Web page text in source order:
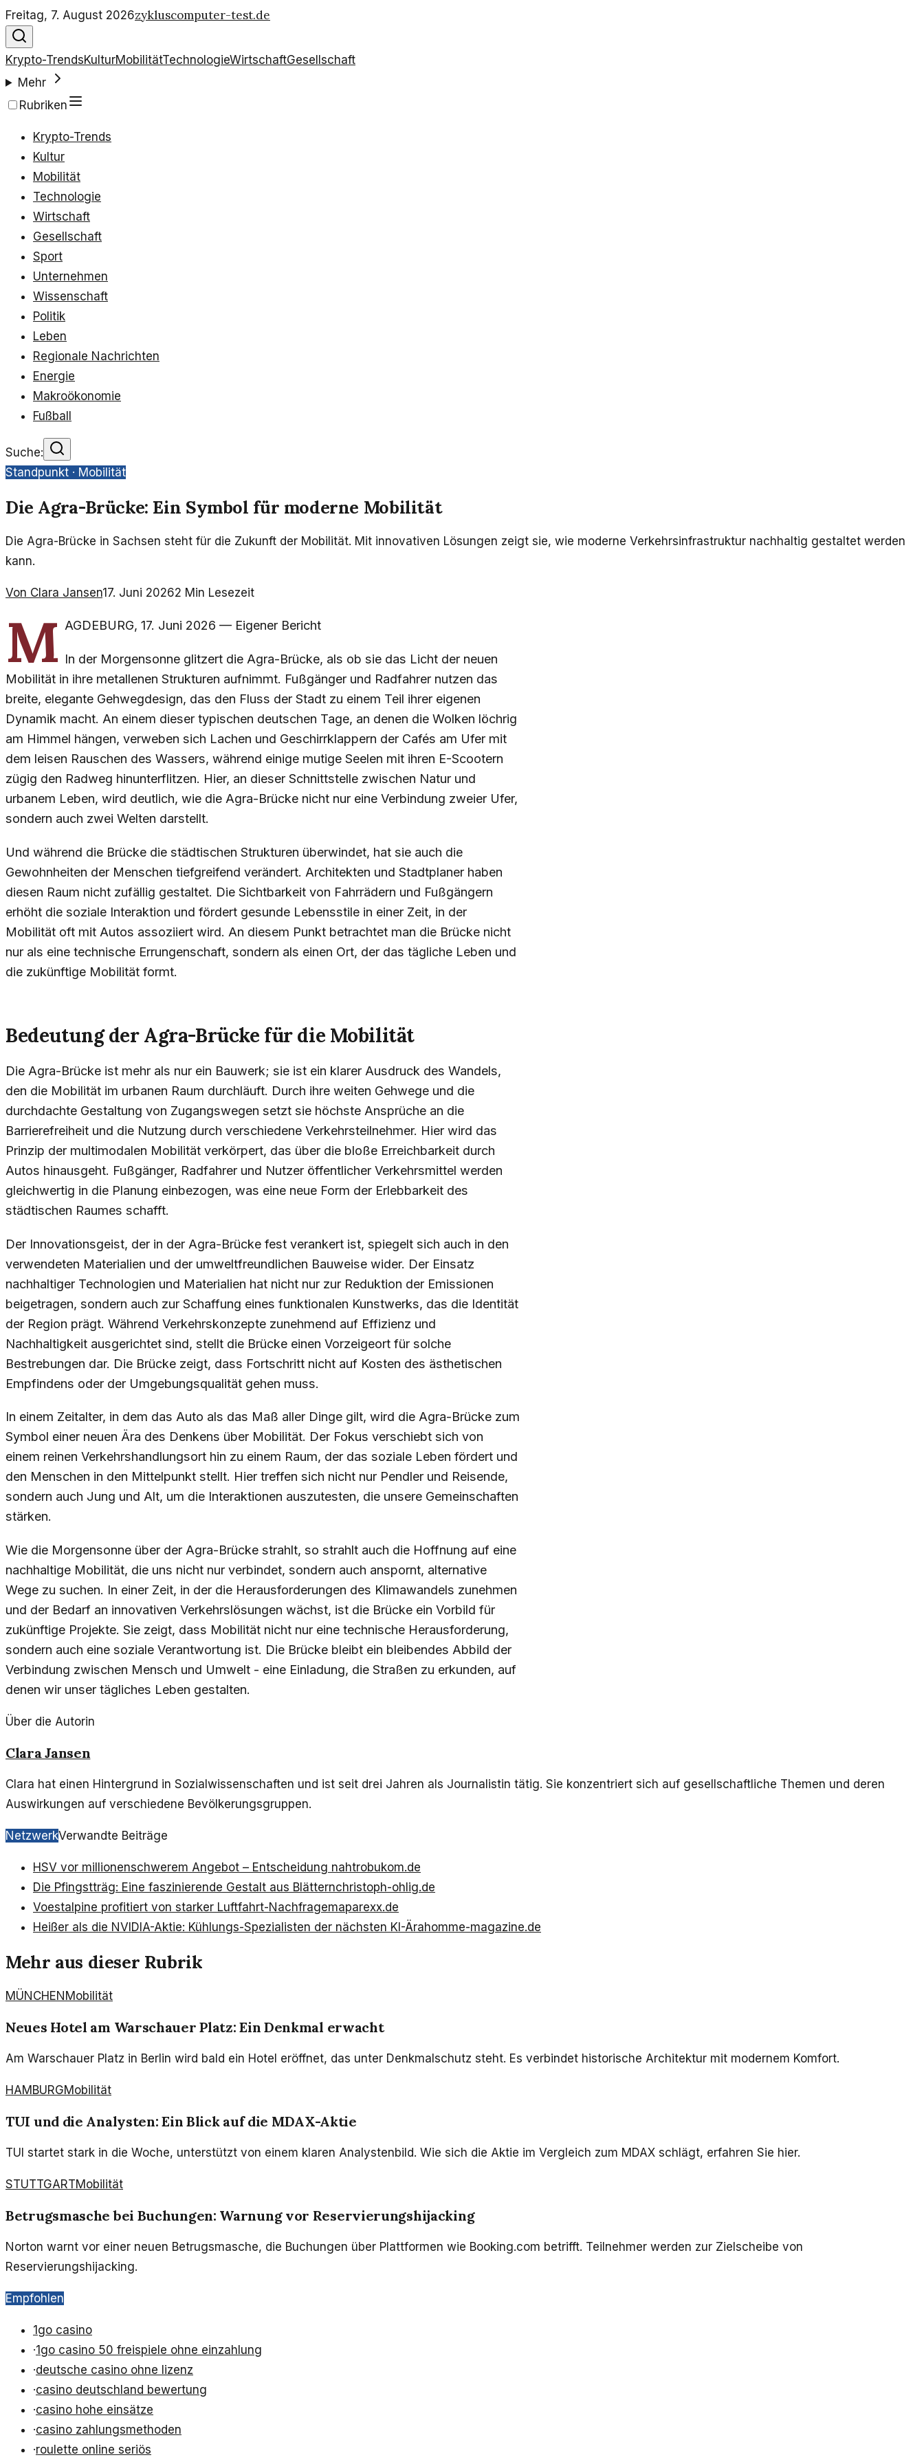
Freitag, 7. August 2026zykluscomputer-test.de
Krypto-TrendsKulturMobilitätTechnologieWirtschaftGesellschaft
Mehr
Rubriken
Krypto-Trends
Kultur
Mobilität
Technologie
Wirtschaft
Gesellschaft
Sport
Unternehmen
Wissenschaft
Politik
Leben
Regionale Nachrichten
Energie
Makroökonomie
Fußball
Suche:
Standpunkt · Mobilität
Die Agra-Brücke: Ein Symbol für moderne Mobilität
Die Agra-Brücke in Sachsen steht für die Zukunft der Mobilität. Mit innovativen Lösungen zeigt sie, wie moderne Verkehrsinfrastruktur nachhaltig gestaltet werden
kann.
Von Clara Jansen17. Juni 20262 Min Lesezeit
M AGDEBURG, 17. Juni 2026 — Eigener Bericht
In der Morgensonne glitzert die Agra-Brücke, als ob sie das Licht der neuen
Mobilität in ihre metallenen Strukturen aufnimmt. Fußgänger und Radfahrer nutzen das
breite, elegante Gehwegdesign, das den Fluss der Stadt zu einem Teil ihrer eigenen
Dynamik macht. An einem dieser typischen deutschen Tage, an denen die Wolken löchrig
am Himmel hängen, verweben sich Lachen und Geschirrklappern der Cafés am Ufer mit
dem leisen Rauschen des Wassers, während einige mutige Seelen mit ihren E-Scootern
zügig den Radweg hinunterflitzen. Hier, an dieser Schnittstelle zwischen Natur und
urbanem Leben, wird deutlich, wie die Agra-Brücke nicht nur eine Verbindung zweier Ufer,
sondern auch zwei Welten darstellt.
Und während die Brücke die städtischen Strukturen überwindet, hat sie auch die
Gewohnheiten der Menschen tiefgreifend verändert. Architekten und Stadtplaner haben
diesen Raum nicht zufällig gestaltet. Die Sichtbarkeit von Fahrrädern und Fußgängern
erhöht die soziale Interaktion und fördert gesunde Lebensstile in einer Zeit, in der
Mobilität oft mit Autos assoziiert wird. An diesem Punkt betrachtet man die Brücke nicht
nur als eine technische Errungenschaft, sondern als einen Ort, der das tägliche Leben und
die zukünftige Mobilität formt.
Bedeutung der Agra-Brücke für die Mobilität
Die Agra-Brücke ist mehr als nur ein Bauwerk; sie ist ein klarer Ausdruck des Wandels,
den die Mobilität im urbanen Raum durchläuft. Durch ihre weiten Gehwege und die
durchdachte Gestaltung von Zugangswegen setzt sie höchste Ansprüche an die
Barrierefreiheit und die Nutzung durch verschiedene Verkehrsteilnehmer. Hier wird das
Prinzip der multimodalen Mobilität verkörpert, das über die bloße Erreichbarkeit durch
Autos hinausgeht. Fußgänger, Radfahrer und Nutzer öffentlicher Verkehrsmittel werden
gleichwertig in die Planung einbezogen, was eine neue Form der Erlebbarkeit des
städtischen Raumes schafft.
Der Innovationsgeist, der in der Agra-Brücke fest verankert ist, spiegelt sich auch in den
verwendeten Materialien und der umweltfreundlichen Bauweise wider. Der Einsatz
nachhaltiger Technologien und Materialien hat nicht nur zur Reduktion der Emissionen
beigetragen, sondern auch zur Schaffung eines funktionalen Kunstwerks, das die Identität
der Region prägt. Während Verkehrskonzepte zunehmend auf Effizienz und
Nachhaltigkeit ausgerichtet sind, stellt die Brücke einen Vorzeigeort für solche
Bestrebungen dar. Die Brücke zeigt, dass Fortschritt nicht auf Kosten des ästhetischen
Empfindens oder der Umgebungsqualität gehen muss.
In einem Zeitalter, in dem das Auto als das Maß aller Dinge gilt, wird die Agra-Brücke zum
Symbol einer neuen Ära des Denkens über Mobilität. Der Fokus verschiebt sich von
einem reinen Verkehrshandlungsort hin zu einem Raum, der das soziale Leben fördert und
den Menschen in den Mittelpunkt stellt. Hier treffen sich nicht nur Pendler und Reisende,
sondern auch Jung und Alt, um die Interaktionen auszutesten, die unsere Gemeinschaften
stärken.
Wie die Morgensonne über der Agra-Brücke strahlt, so strahlt auch die Hoffnung auf eine
nachhaltige Mobilität, die uns nicht nur verbindet, sondern auch anspornt, alternative
Wege zu suchen. In einer Zeit, in der die Herausforderungen des Klimawandels zunehmen
und der Bedarf an innovativen Verkehrslösungen wächst, ist die Brücke ein Vorbild für
zukünftige Projekte. Sie zeigt, dass Mobilität nicht nur eine technische Herausforderung,
sondern auch eine soziale Verantwortung ist. Die Brücke bleibt ein bleibendes Abbild der
Verbindung zwischen Mensch und Umwelt - eine Einladung, die Straßen zu erkunden, auf
denen wir unser tägliches Leben gestalten.
Über die Autorin
Clara Jansen
Clara hat einen Hintergrund in Sozialwissenschaften und ist seit drei Jahren als Journalistin tätig. Sie konzentriert sich auf gesellschaftliche Themen und deren
Auswirkungen auf verschiedene Bevölkerungsgruppen.
NetzwerkVerwandte Beiträge
HSV vor millionenschwerem Angebot – Entscheidung nahtrobukom.de
Die Pfingstträg: Eine faszinierende Gestalt aus Blätternchristoph-ohlig.de
Voestalpine profitiert von starker Luftfahrt-Nachfragemaparexx.de
Heißer als die NVIDIA-Aktie: Kühlungs-Spezialisten der nächsten KI-Ärahomme-magazine.de
Mehr aus dieser Rubrik
MÜNCHEN Mobilität
Neues Hotel am Warschauer Platz: Ein Denkmal erwacht
Am Warschauer Platz in Berlin wird bald ein Hotel eröffnet, das unter Denkmalschutz steht. Es verbindet historische Architektur mit modernem Komfort.
HAMBURGMobilität
TUI und die Analysten: Ein Blick auf die MDAX-Aktie
TUI startet stark in die Woche, unterstützt von einem klaren Analystenbild. Wie sich die Aktie im Vergleich zum MDAX schlägt, erfahren Sie hier.
STUTTGARTMobilität
Betrugsmasche bei Buchungen: Warnung vor Reservierungshijacking
Norton warnt vor einer neuen Betrugsmasche, die Buchungen über Plattformen wie Booking.com betrifft. Teilnehmer werden zur Zielscheibe von
Reservierungshijacking.
Empfohlen
1go casino
·1go casino 50 freispiele ohne einzahlung
·deutsche casino ohne lizenz
·casino deutschland bewertung
·casino hohe einsätze
·casino zahlungsmethoden
·roulette online seriös